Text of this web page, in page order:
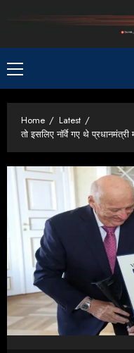
Primary
Menu
Home
Latest
तो इसलिए नॉर्वे गए थे